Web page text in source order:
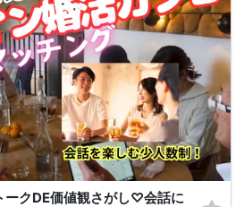
ークDE価値観さがし♡会話に